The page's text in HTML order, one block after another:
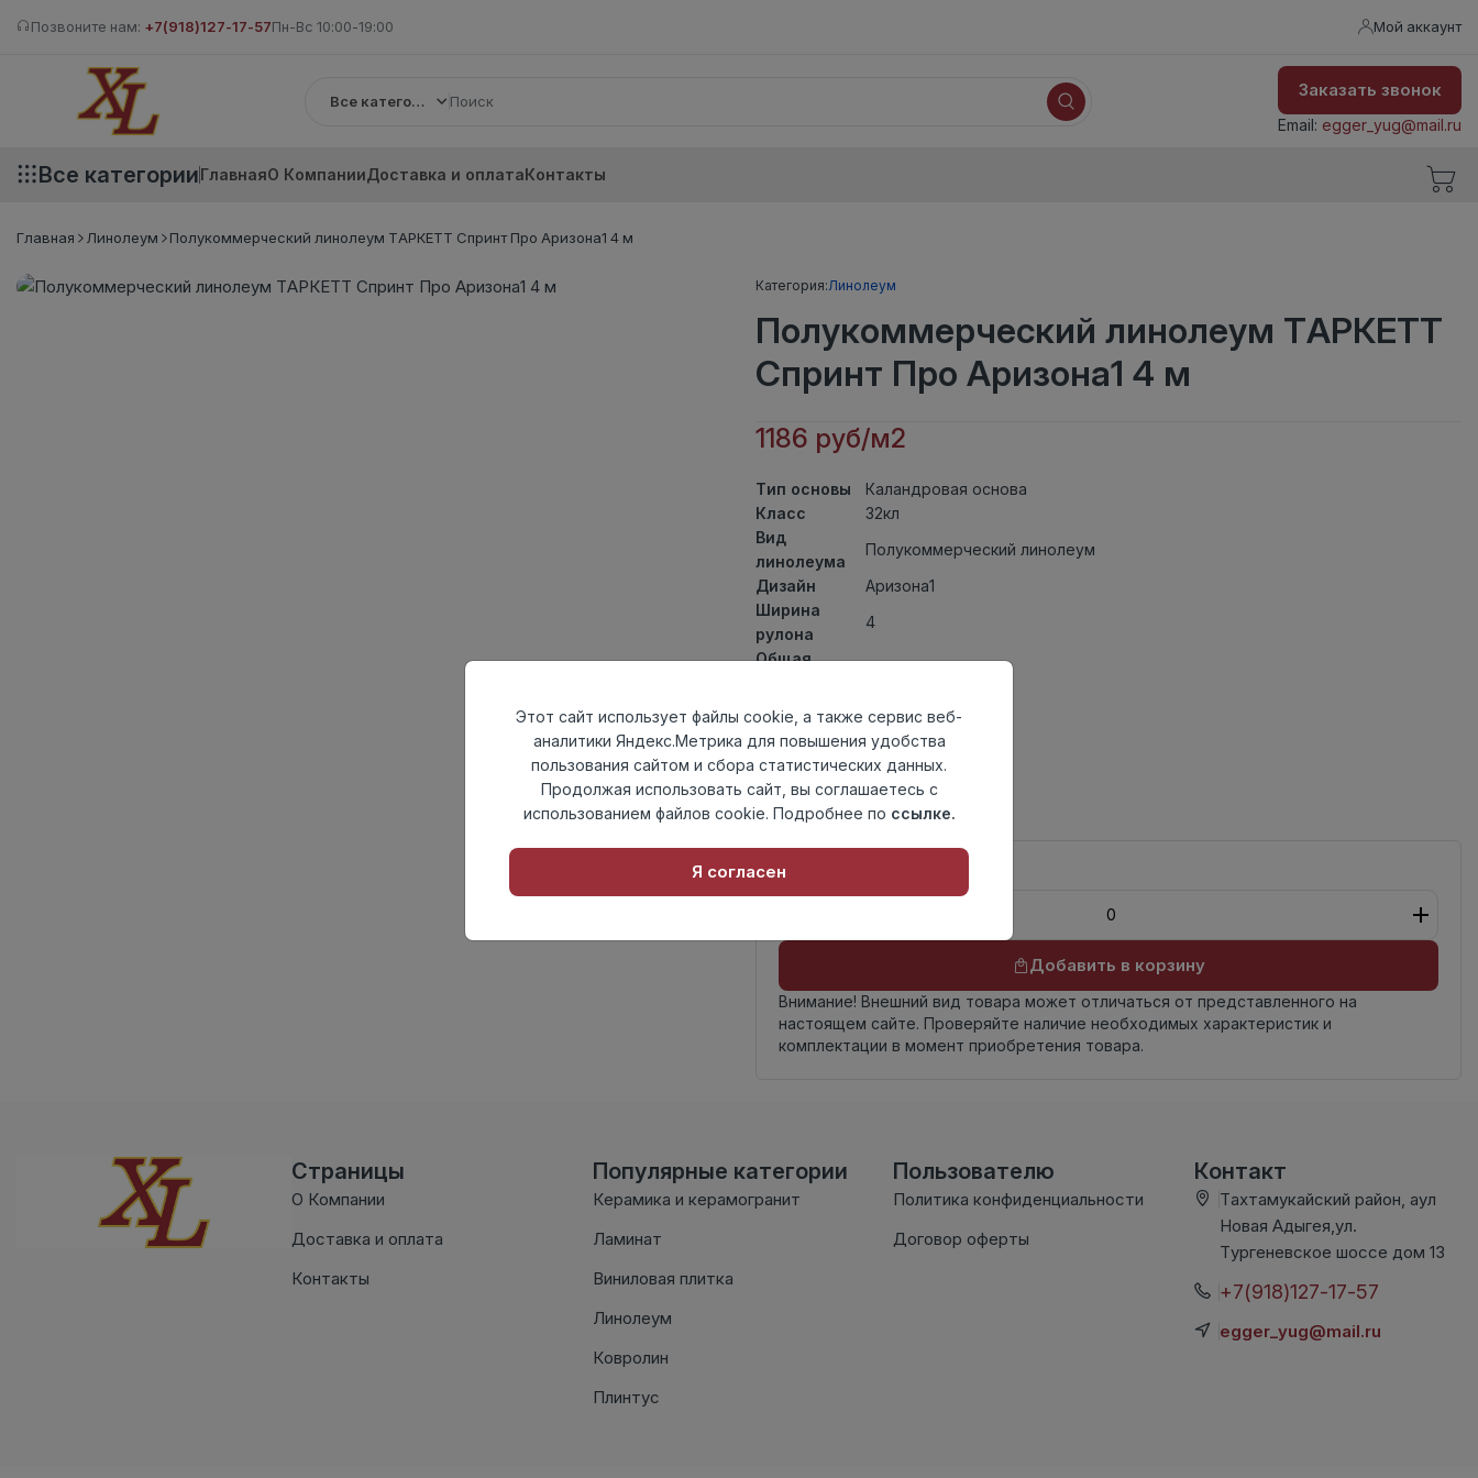
Позвоните нам: +7(918)127-17-57Пн-Вс 10:00-19:00 Мой аккаунт
Все категории
Заказать звонок
Email: egger_yug@mail.ru
Все категорииГлавнаяО КомпанииДоставка и оплатаКонтакты
Главная Линолеум Полукоммерческий линолеум ТАРКЕТТ Спринт Про Аризона1 4 м
Категория:Линолеум
Полукоммерческий линолеум ТАРКЕТТ
Спринт Про Аризона1 4 м
1186 руб/м2
Тип основы
Каландровая основа
Класс
32кл
Вид
линолеума
Полукоммерческий линолеум
Дизайн
Аризона1
Ширина
рулона
4
Общая
Толщина
защитного
слоя
0,40мм
Актуальность
Актуален
Страна
происхождения
Россия
Осталось
Добавить в корзину
Внимание! Внешний вид товара может отличаться от представленного на
настоящем сайте. Проверяйте наличие необходимых характеристик и
комплектации в момент приобретения товара.
Страницы
О Компании
Доставка и оплата
Контакты
Популярные категории
Керамика и керамогранит
Ламинат
Виниловая плитка
Линолеум
Ковролин
Плинтус
Пользователю
Политика конфиденциальности
Договор оферты
Контакт
Тахтамукайский район, аул
Новая Адыгея,ул.
Тургеневское шоссе дом 13
+7(918)127-17-57
egger_yug@mail.ru
Этот сайт использует файлы cookie, а также сервис веб-
аналитики Яндекс.Метрика для повышения удобства
пользования сайтом и сбора статистических данных.
Продолжая использовать сайт, вы соглашаетесь с
использованием файлов cookie. Подробнее по ссылке.
Я согласен